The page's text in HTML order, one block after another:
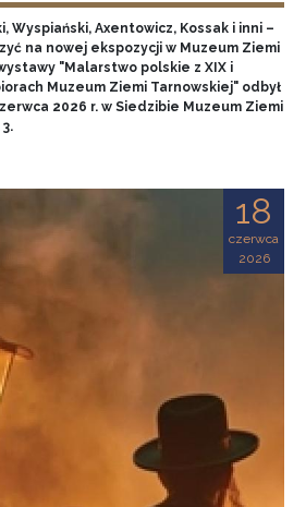
Wyspiański, Axentowicz, Kossak i inni –
na nowej ekspozycji w Muzeum Ziemi
"Malarstwo polskie z XIX i
Muzeum Ziemi Tarnowskiej" odbył
2026 r. w Siedzibie Muzeum Ziemi
18
czerwca
2026